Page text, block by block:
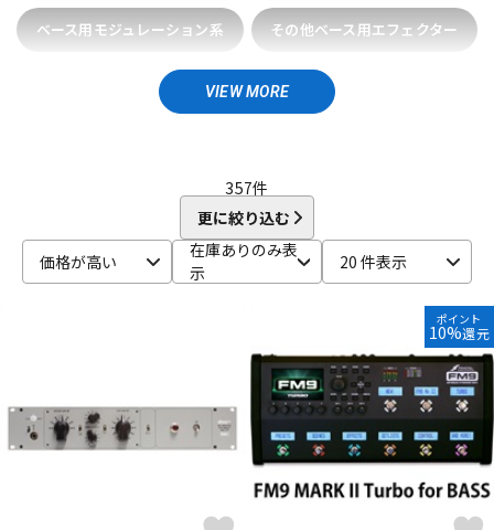
配信/ライブ機器 楽器アクセサリ
ヴィンテージ
CAJ CARL MARTIN CAT’S Factory
catalinbread
Chandler
Chase Bliss Audio Chocolate Electronics
CNB
Conisis
COPILOT FX
CopperSound Pedals
Cornerstone
Crazy Tube Circuits
dbx Death by Audio
DIAMOND Guitar Pedals
Digitech
DISASTER AREA DLS DOD Dophix
DSM & HUMBOLDT ELECTRONICS
Dunlop (Jim Dunlop)
Electro Harmonix
ELECTROGRAVE
Elk
EMMA
Empress Effects
ENDROLL Enfini Custom Works
ENGL
ENO Music
ERNIE BALL Eventide EXCEL EX-Pro
FISHMAN
Floatia Designs
F-Pedals
ベース用モジュレーション系 その他ベース用エフェクター
ベース用マルチエフェクターVIEW MORE
357件
更に絞り込む
価格が高い
在庫ありのみ表
示
20 件表示
ポイント
10%還元